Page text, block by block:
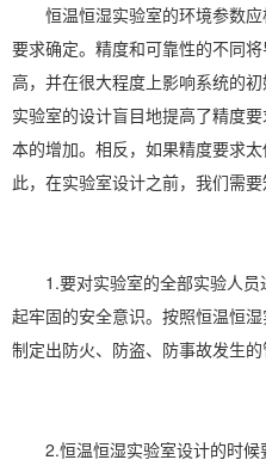
恒温恒湿实验室的环境参数应
要求确定。精度和可靠性的不同
高，并在很大程度上影响系统的
实验室的设计盲目地提高了精度
本的增加。相反，如果精度要求
此，在实验室设计之前，我们需要
1.要对实验室的全部实验人员
起牢固的安全意识。按照恒温恒
制定出防火、防盗、防事故发生的
2.恒温恒湿实验室设计的时候